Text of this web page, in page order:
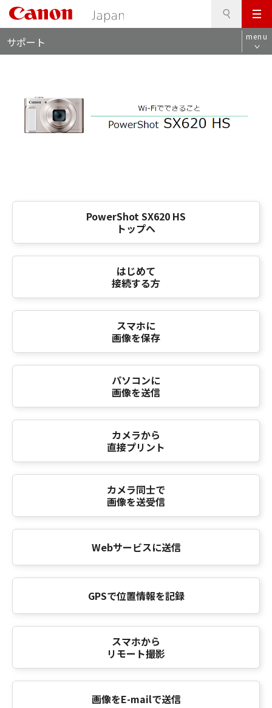
メ
ニ
ュ
サポート menu
PowerShot SX620 HS
トップへ
はじめて
接続する方
スマホに
画像を保存
パソコンに
画像を送信
カメラから
直接プリント
カメラ同士で
画像を送受信
Webサービスに送信
GPSで位置情報を記録
スマホから
リモート撮影
画像をE-mailで送信